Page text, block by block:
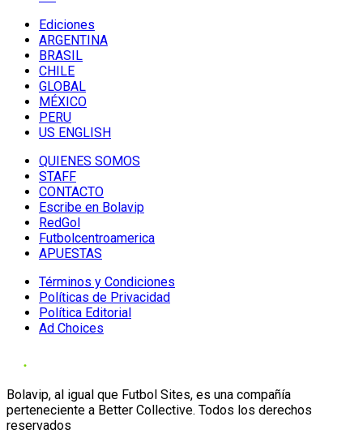
Ediciones
ARGENTINA
BRASIL
CHILE
GLOBAL
MÉXICO
PERU
US ENGLISH
QUIENES SOMOS
STAFF
CONTACTO
Escribe en Bolavip
RedGol
Futbolcentroamerica
APUESTAS
Términos y Condiciones
Políticas de Privacidad
Política Editorial
Ad Choices
Bolavip, al igual que Futbol Sites, es una compañía
perteneciente a Better Collective. Todos los derechos
reservados